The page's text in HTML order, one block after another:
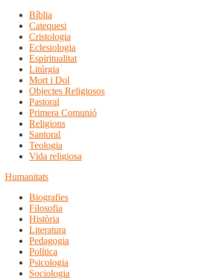
Bíblia
Catequesi
Cristologia
Eclesiologia
Espiritualitat
Litúrgia
Mort i Dol
Objectes Religiosos
Pastoral
Primera Comunió
Religions
Santoral
Teologia
Vida religiosa
Humanitats
Biografies
Filosofia
Història
Literatura
Pedagogia
Política
Psicologia
Sociologia